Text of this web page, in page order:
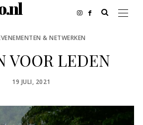
& NETWERKEN
VOOR LEDEN
POSTED
19 JULI, 2021